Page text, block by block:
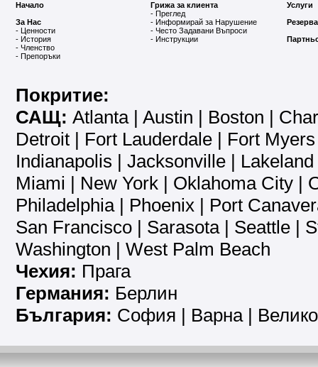
Начало
За Нас
- Ценности
- История
- Членство
- Препоръки
Грижа за клиента
- Преглед
- Информирай за Нарушение
- Често Задавани Въпроси
- Инструкции
Услуги
Покритие:
САЩ: Atlanta| Austin | Boston |
Detroit | Fort Lauderdale | Fort Myers
Indianapolis | Jacksonville | Lakeland
Miami | New York | Oklahoma City |
Philadelphia| Phoenix | Port
San Francisco | Sarasota| Seattle |
Washington | West Palm Beach
Чехия: Прага
Германия: Берлин
България: София | Варна |